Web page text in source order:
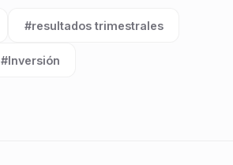
Etiqueta:
#resultados trimestrales
Etiqueta:
#Inversión